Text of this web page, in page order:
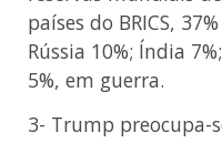
países do BRICS,
Rússia 10%; Índia
5%, em guerra.
3- Trump preocupa-